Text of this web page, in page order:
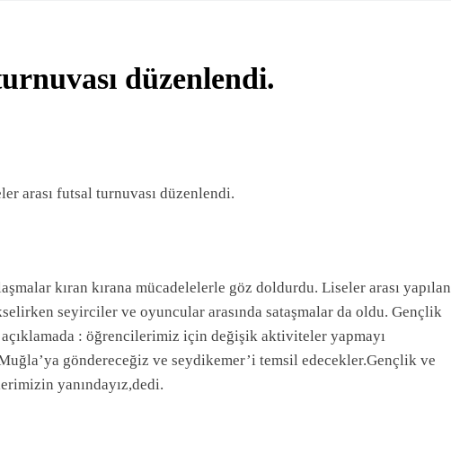
İlkokulu’ndan Yıl Sonu Resim Sergisi
düzenlendi.
arası futsal turnuvası düzenlendi.
kıran kırana mücadelelerle göz doldurdu. Liseler arası yapılan
seyirciler ve oyuncular arasında sataşmalar da oldu. Gençlik
: öğrencilerimiz için değişik aktiviteler yapmayı
göndereceğiz ve seydikemer’i temsil edecekler.Gençlik ve
yanındayız,dedi.